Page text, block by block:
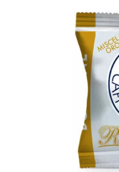
100 capsule
con tutte le
Nespresso ®